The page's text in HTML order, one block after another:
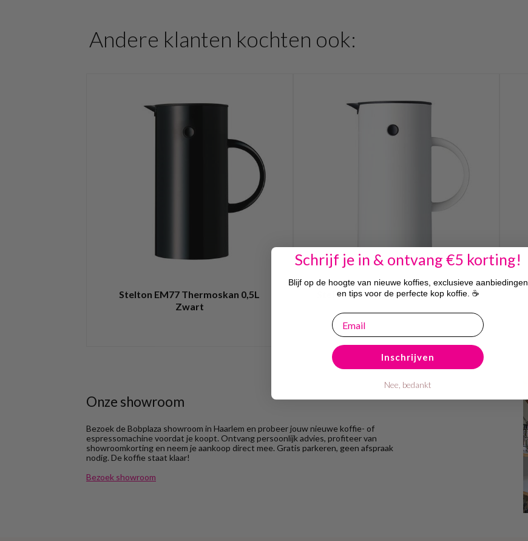
Andere klanten kochten ook:
Stelton EM77 Thermoskan 0,5L
Zwart
Stelton EM77 Thermoskan 0,5L Wit
Onze showroom
Bezoek de Bobplaza showroom in Haarlem en probeer jouw nieuwe koffie- of
espressomachine voordat je koopt. Ontvang persoonlijk advies, profiteer van
showroomkorting en neem je aankoop direct mee. Gratis parkeren, geen afspraak
nodig. De koffie staat klaar!
Bezoek showroom
Schrijf je in & ontvang €5 korting!
Blijf op de hoogte van nieuwe koffies, exclusieve aanbiedingen
en tips voor de perfecte kop koffie. ☕
email
Inschrijven
Nee, bedankt